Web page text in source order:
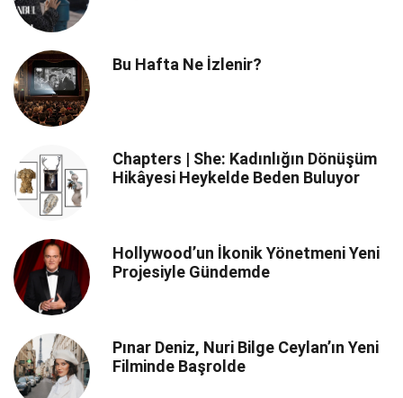
Bu Hafta Ne İzlenir?
Chapters | She: Kadınlığın Dönüşüm
Hikâyesi Heykelde Beden Buluyor
Hollywood’un İkonik Yönetmeni Yeni
Projesiyle Gündemde
Pınar Deniz, Nuri Bilge Ceylan’ın Yeni
Filminde Başrolde